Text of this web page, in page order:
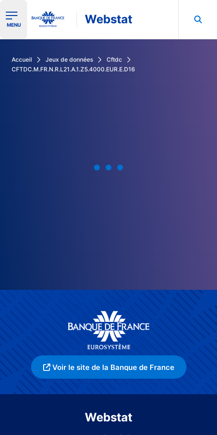
Ouvrir le menu de navigation
MENU Webstat
Accueil Jeux de données
Cftdc
CFTDC.M.FR.N.R.L21.A.1.Z5.4000.EUR.E.D16
Voir le site de la Banque de France
Webstat